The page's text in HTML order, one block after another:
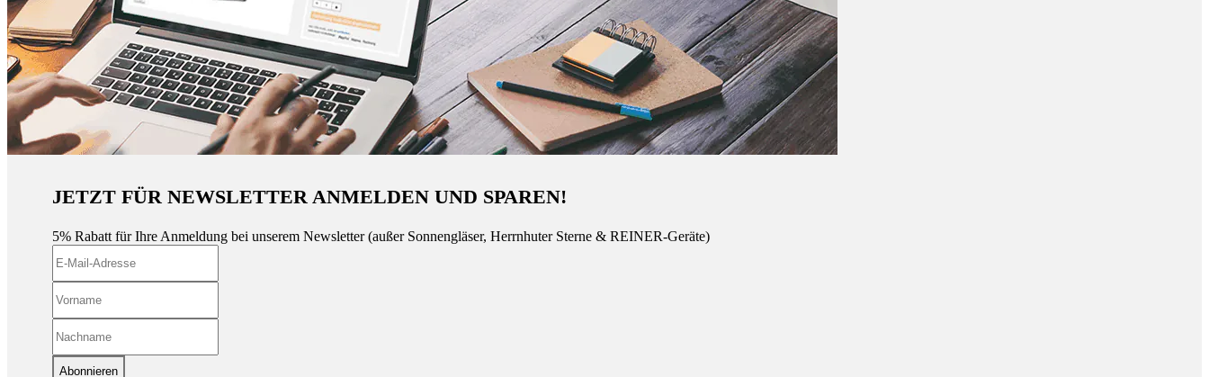
JETZT FÜR NEWSLETTER ANMELDEN UND SPAREN!
5% Rabatt für Ihre Anmeldung bei unserem Newsletter (außer Sonnengläser, Herrnhuter Sterne & REINER-Geräte)
Abonnieren